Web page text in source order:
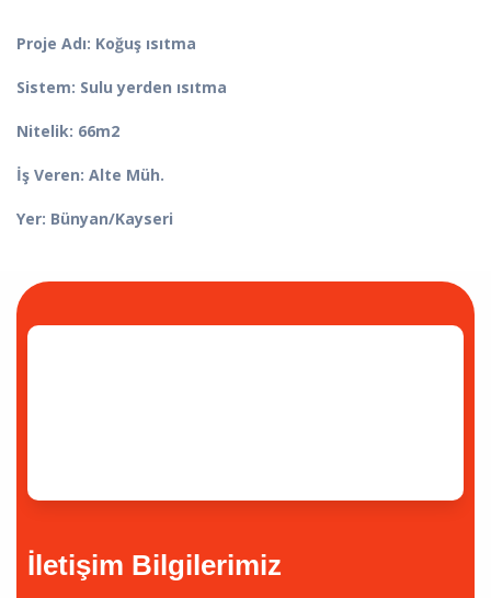
Proje Adı: Koğuş ısıtma
Sistem: Sulu yerden ısıtma
Nitelik: 66m2
İş Veren: Alte Müh.
Yer: Bünyan/Kayseri
İletişim Bilgilerimiz